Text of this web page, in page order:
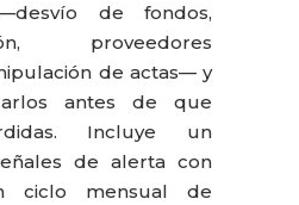
de fondos,
proveedores
de actas— y
antes de que
Incluye un
de alerta con
ciclo mensual de